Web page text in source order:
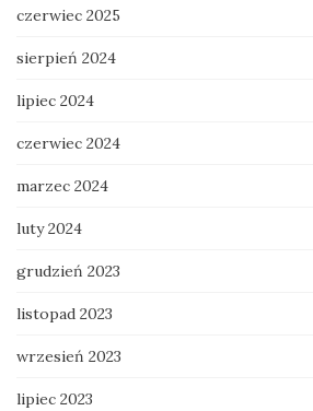
czerwiec 2025
sierpień 2024
lipiec 2024
czerwiec 2024
marzec 2024
luty 2024
grudzień 2023
listopad 2023
wrzesień 2023
lipiec 2023